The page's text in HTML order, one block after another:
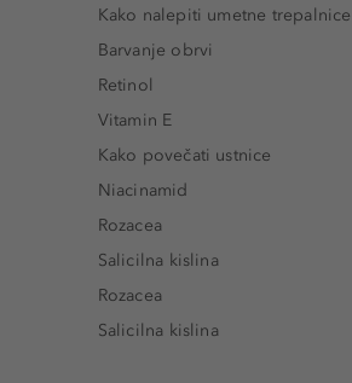
Kako nalepiti umetne trepalnice
Barvanje obrvi
Retinol
Vitamin E
Kako povečati ustnice
Niacinamid
Rozacea
Salicilna kislina
Rozacea
Salicilna kislina